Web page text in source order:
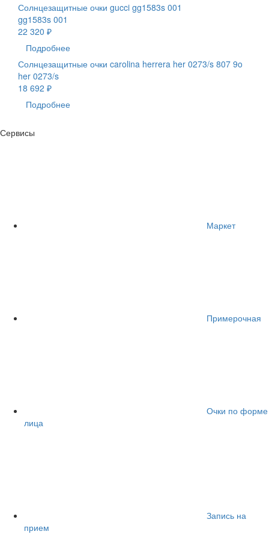
Солнцезащитные очки gucci gg1583s 001
gg1583s 001
22 320 ₽
Подробнее
Солнцезащитные очки carolina herrera her 0273/s 807 9o
her 0273/s
18 692 ₽
Подробнее
Сервисы
Маркет
Примерочная
Очки по форме
лица
Запись на
прием